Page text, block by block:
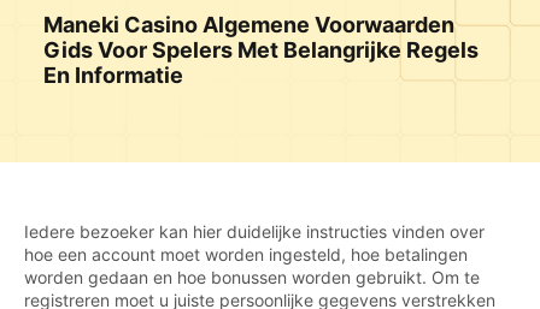
Maneki Casino Algemene Voorwaarden
Gids Voor Spelers Met Belangrijke Regels
En Informatie
Iedere bezoeker kan hier duidelijke instructies vinden over
hoe een account moet worden ingesteld, hoe betalingen
worden gedaan en hoe bonussen worden gebruikt. Om te
registreren moet u juiste persoonlijke gegevens verstrekken